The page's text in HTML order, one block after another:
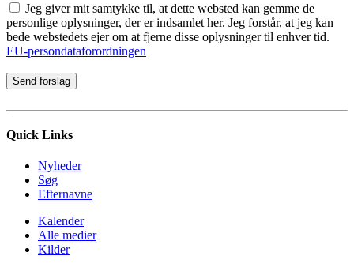
Jeg giver mit samtykke til, at dette websted kan gemme de
personlige oplysninger, der er indsamlet her. Jeg forstår, at jeg kan
bede webstedets ejer om at fjerne disse oplysninger til enhver tid.
EU-persondataforordningen
Quick Links
Nyheder
Søg
Efternavne
Kalender
Alle medier
Kilder